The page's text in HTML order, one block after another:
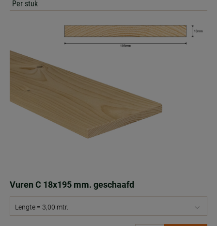
Per stuk
Vuren C 18x195 mm. geschaafd
Lengte = 3,00 mtr.